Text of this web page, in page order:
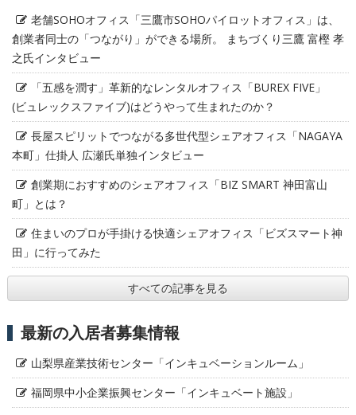
老舗SOHOオフィス「三鷹市SOHOパイロットオフィス」は、
創業者同士の「つながり」ができる場所。 まちづくり三鷹 富樫 孝
之氏インタビュー
「五感を潤す」革新的なレンタルオフィス「BUREX FIVE」
(ビュレックスファイブ)はどうやって生まれたのか？
長屋スピリットでつながる多世代型シェアオフィス「NAGAYA
本町」仕掛人 広瀬氏単独インタビュー
創業期におすすめのシェアオフィス「BIZ SMART 神田富山
町」とは？
住まいのプロが手掛ける快適シェアオフィス「ビズスマート神
田」に行ってみた
すべての記事を見る
最新の入居者募集情報
山梨県産業技術センター「インキュベーションルーム」
福岡県中小企業振興センター「インキュベート施設」